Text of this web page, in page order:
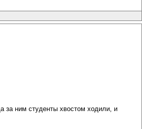
за ним студенты хвостом ходили, и